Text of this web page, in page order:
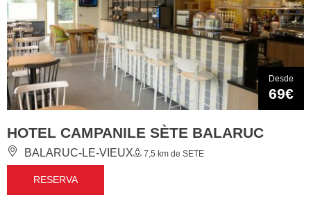
Desde
69€
HOTEL CAMPANILE SÈTE BALARUC
BALARUC-LE-VIEUX 7,5 km de SETE
RESERVA